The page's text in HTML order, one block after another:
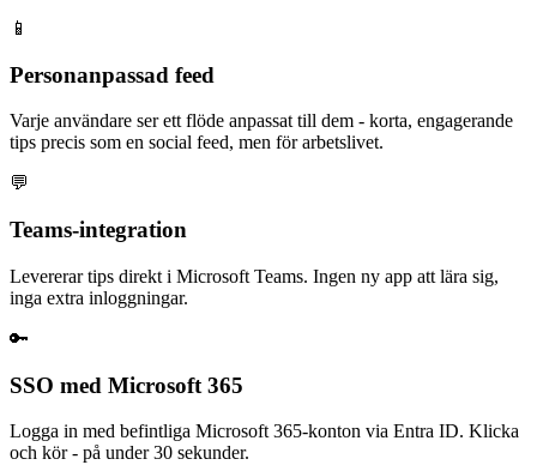
📱
Personanpassad feed
Varje användare ser ett flöde anpassat till dem - korta, engagerande
tips precis som en social feed, men för arbetslivet.
💬
Teams-integration
Levererar tips direkt i Microsoft Teams. Ingen ny app att lära sig,
inga extra inloggningar.
🔑
SSO med Microsoft 365
Logga in med befintliga Microsoft 365-konton via Entra ID. Klicka
och kör - på under 30 sekunder.